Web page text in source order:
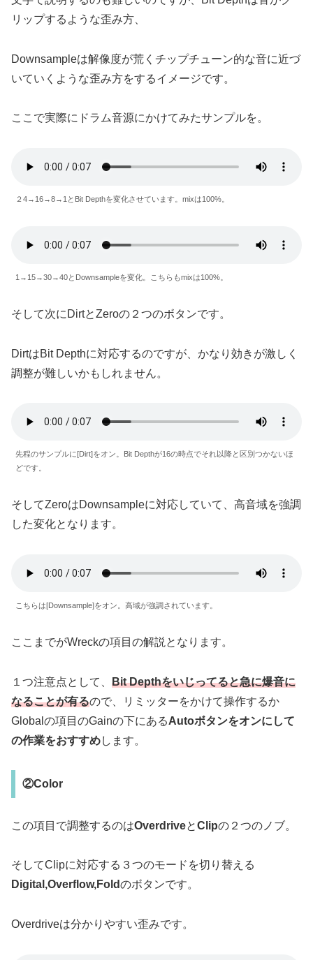
リップするような歪み方、
Downsampleは解像度が荒くチップチューン的な音に近づ
いていくような歪み方をするイメージです。
ここで実際にドラム音源にかけてみたサンプルを。
２4→16→8→1とBit Depthを変化させています。mixは100%。
1→15→30→40とDownsampleを変化。こちらもmixは100%。
そして次にDirtとZeroの２つのボタンです。
DirtはBit Depthに対応するのですが、かなり効きが激しく
調整が難しいかもしれません。
先程のサンプルに[Dirt]をオン。Bit Depthが16の時点でそれ以降と区別つかないほ
どです。
そしてZeroはDownsampleに対応していて、高音域を強調
した変化となります。
こちらは[Downsample]をオン。高域が強調されています。
ここまでがWreckの項目の解説となります。
１つ注意点として、 Bit Depthをいじってると急に爆音に
なることが有るので、リミッターをかけて操作するか
Globalの項目のGainの下にあるAutoボタンをオンにして
の作業をおすすめします。
②Color
この項目で調整するのはOverdriveとClipの２つのノブ。
そしてClipに対応する３つのモードを切り替える
Digital,Overflow,Foldのボタンです。
Overdriveは分かりやすい歪みです。